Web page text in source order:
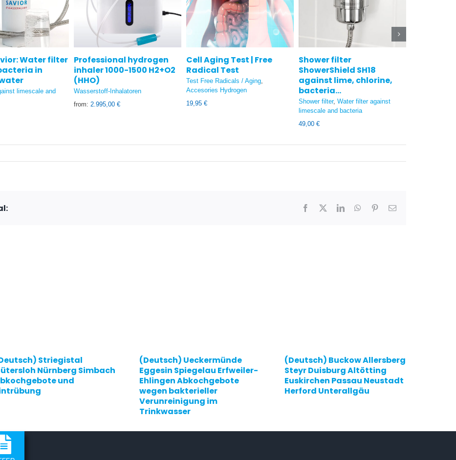
Water filter
in
limescale and
Professional hydrogen
inhaler 1000-1500 H2+O2
(HHO)
Wasserstoff-Inhalatoren
from: 2.995,00 €
Cell Aging Test | Free
Radical Test
Test Free Radicals / Aging,
Accesories Hydrogen
19,95 €
Shower filter
ShowerShield SH18
against lime, chlorine,
bacteria…
Shower filter, Water filter against
limescale and bacteria
49,00 €
Facebook LinkedInWhatsApp
PinterestEmail
Striegistal
Nürnberg Simbach
und
(Deutsch) Ueckermünde
Eggesin Spiegelau Erfweiler-
Ehlingen Abkochgebote
wegen bakterieller
Verunreinigung im
Trinkwasser
(Deutsch) Buckow Allersberg
Steyr Duisburg Altötting
Euskirchen Passau Neustadt
Herford Unterallgäu